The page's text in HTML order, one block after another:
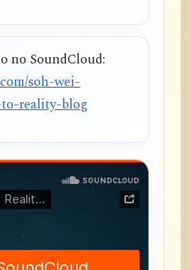
no SoundCloud:
soh-wei-
to-reality-blog